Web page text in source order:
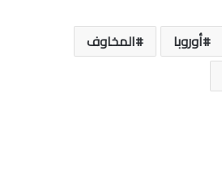
أوروبا
المخاوف